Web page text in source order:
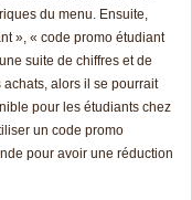
du menu. Ensuite,
», « code promo étudiant
suite de chiffres et de
alors il se pourrait
pour les étudiants chez
un code promo
pour avoir une réduction